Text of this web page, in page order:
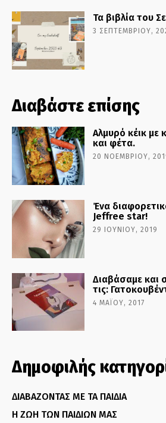
Τα βιβλία του
3 ΣΕΠΤΕΜΒΡΊΟΥ,
Διαβάστε επίσης
Αλμυρό κέικ με
και φέτα.
20 ΝΟΕΜΒΡΊΟΥ,
Ένα
Jeffree star!
29 ΙΟΥΝΊΟΥ, 2019
Διαβάσαμε και
τις:
4 ΜΑΪ́ΟΥ, 2017
Δημοφιλής
ΔΙΑΒΑΖΟΝΤΑΣ ΜΕ ΤΑ ΠΑΙΔΙΑ
Η ΖΩΗ ΤΩΝ ΠΑΙΔΙΩΝ ΜΑΣ